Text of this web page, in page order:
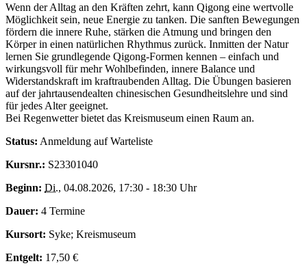
Wenn der Alltag an den Kräften zehrt, kann Qigong eine wertvolle
Möglichkeit sein, neue Energie zu tanken. Die sanften Bewegungen
fördern die innere Ruhe, stärken die Atmung und bringen den
Körper in einen natürlichen Rhythmus zurück. Inmitten der Natur
lernen Sie grundlegende Qigong-Formen kennen – einfach und
wirkungsvoll für mehr Wohlbefinden, innere Balance und
Widerstandskraft im kraftraubenden Alltag. Die Übungen basieren
auf der jahrtausendealten chinesischen Gesundheitslehre und sind
für jedes Alter geeignet.
Bei Regenwetter bietet das Kreismuseum einen Raum an.
Status: Anmeldung auf Warteliste
Kursnr.: S23301040
Beginn: Di., 04.08.2026, 17:30 - 18:30 Uhr
Dauer: 4 Termine
Kursort: Syke; Kreismuseum
Entgelt: 17,50 €